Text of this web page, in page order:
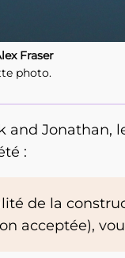
Fraser
photo.
and Jonathan,
:
de la
acceptée),